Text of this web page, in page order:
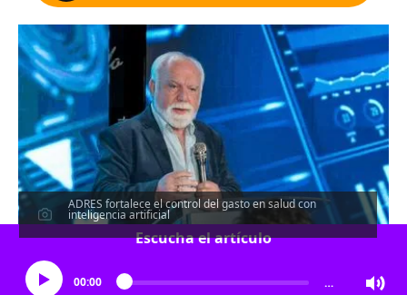
ADRES fortalece el control del gasto en salud con
inteligencia artificial
Escucha el artículo
00:00 …